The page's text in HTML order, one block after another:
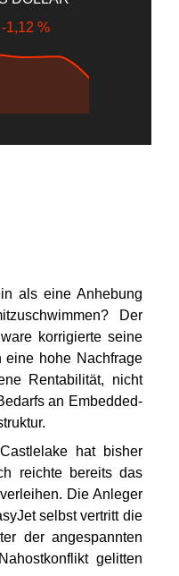
-1,12 %
als eine Anhebung
Der
korrigierte seine
eine hohe Nachfrage
Rentabilität, nicht
an Embedded-
hat bisher
reichte bereits das
Die Anleger
selbst vertritt die
der angespannten
gelitten